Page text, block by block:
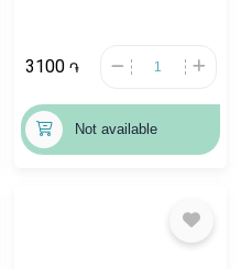
3100 ֏
Not available